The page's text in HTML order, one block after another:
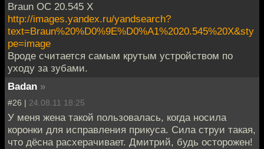
Braun ОС 20.545 X
http://images.yandex.ru/yandsearch?
text=Braun%20%D0%9E%D0%A1%2020.545%20X&sty
pe=image
Вроде считается самым крутым устройством по
уходу за зубами.
Badan »
#26 | 24.08.11 18:25
У меня жена такой пользовалась, когда носила
коронки для исправления прикуса. Сила струи такая,
что дёсна расхерачивает. Дмитрий, будь осторожен!